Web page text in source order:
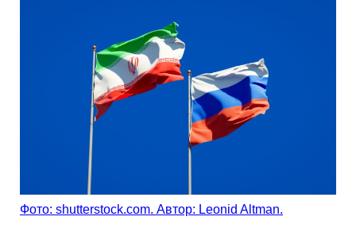
Фото: shutterstock.com. Автор: Leonid Altman.